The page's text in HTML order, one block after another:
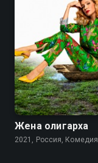
7.6
Жена олигарха
2021, Россия, Комедия